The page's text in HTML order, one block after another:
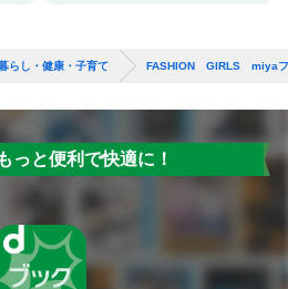
らし・健康・子育て FASHION GIRLS miyaフ
っと便利で快適に！